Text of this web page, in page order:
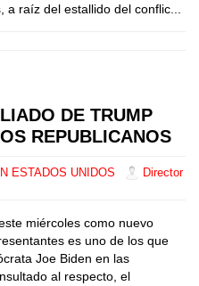
a raíz del estallido del conflic...
DE TRUMP
REPUBLICANOS
ESTADOS UNIDOS
Director
miércoles como nuevo
es uno de los que
Joe Biden en las
al respecto, el